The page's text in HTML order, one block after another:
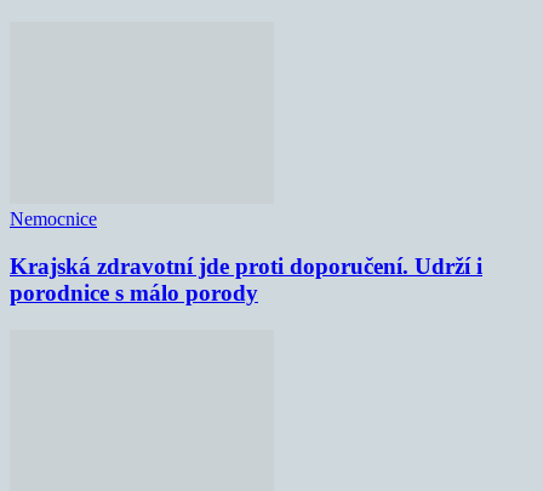
Nemocnice
Krajská zdravotní jde proti doporučení. Udrží i
porodnice s málo porody